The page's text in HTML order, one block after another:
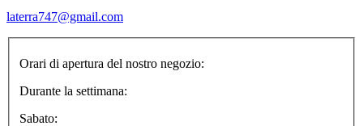
laterra747@gmail.com
Orari di apertura del nostro negozio:
Durante la settimana:
Sabato: